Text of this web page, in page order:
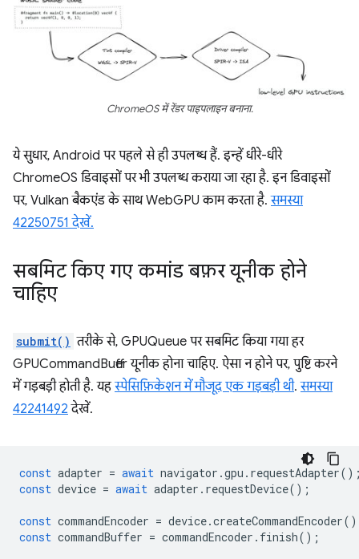
ChromeOS में रेंडर पाइपलाइन बनाना.
ये सुधार, Android पर पहले से ही उपलब्ध हैं. इन्हें धीरे-धीरे
ChromeOS डिवाइसों पर भी उपलब्ध कराया जा रहा है. इन डिवाइसों
पर, Vulkan बैकएंड के साथ WebGPU काम करता है.समस्या
42250751 देखें.
सबमिट किए गए कमांड बफ़र यूनीक होने
चाहिए
submit() तरीके से, GPUQueue पर सबमिट किया गया हर
GPUCommandBuffer यूनीक होना चाहिए. ऐसा न होने पर, पुष्टि करने
में गड़बड़ी होती है. यह स्पेसिफ़िकेशन में मौजूद एक गड़बड़ी थी.समस्या
42241492 देखें.
const adapter = await navigator .gpu . requestAdapter
const device = await adapter . requestDevice();
const commandEncoder = device.createCommandEncoder
const commandBuffer = commandEncoder . finish();